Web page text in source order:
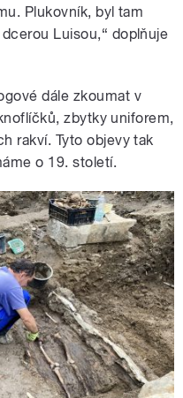
Plukovník, byl tam
Luisou,“ doplňuje
dále zkoumat v
zbytky uniforem,
rakví. Tyto objevy tak
o 19. století.